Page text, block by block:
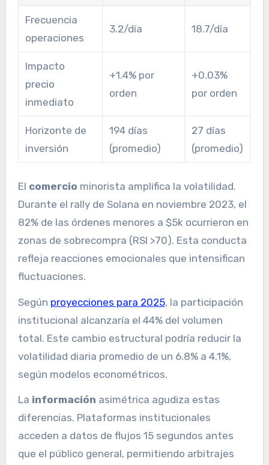
Frecuencia
operaciones
3.2/día 18.7/día
Impacto
precio
inmediato
+1.4% por
orden
+0.03%
por orden
Horizonte de
inversión
194 días
(promedio)
27 días
(promedio)
El comercio minorista amplifica la volatilidad.
Durante el rally de Solana en noviembre 2023, el
82% de las órdenes menores a $5k ocurrieron en
zonas de sobrecompra (RSI >70). Esta conducta
refleja reacciones emocionales que intensifican
fluctuaciones.
Según proyecciones para 2025, la participación
institucional alcanzaría el 44% del volumen
total. Este cambio estructural podría reducir la
volatilidad diaria promedio de un 6.8% a 4.1%,
según modelos econométricos.
La información asimétrica agudiza estas
diferencias. Plataformas institucionales
acceden a datos de flujos 15 segundos antes
que el público general, permitiendo arbitrajes